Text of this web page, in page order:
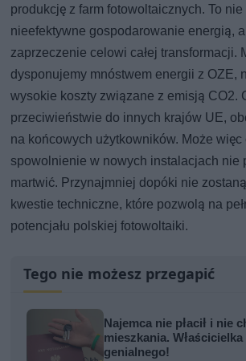
produkcję z farm fotowoltaicznych. To
nieefektywne gospodarowanie energią,
zaprzeczenie celowi całej transformacji.
dysponujemy mnóstwem energii z OZE,
wysokie koszty związane z emisją CO2.
przeciwieństwie do innych krajów UE,
na końcowych użytkowników. Może
spowolnienie w nowych instalacjach nie
martwić. Przynajmniej dopóki nie
kwestie techniczne, które pozwolą na
potencjału polskiej fotowoltaiki.
Tego nie możesz przegapić
Najemca nie płacił i nie
mieszkania.
genialnego!